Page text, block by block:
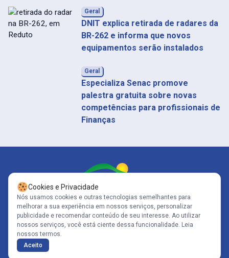
Geral
DNIT explica retirada de radares da
BR-262 e informa que novos
equipamentos serão instalados
Geral
Especializa Senac promove
palestra gratuita sobre novas
competências para profissionais de
Finanças
Siga-nos
Copyright© 2005-2026 - Portal Caparaó - CNPJ: 10.570.353/0001-80 | Todos
os direitos reservados .
Cookies e Privacidade
Nós usamos cookies e outras tecnologias semelhantes para
melhorar a sua experiência em nossos serviços, personalizar
publicidade e recomendar conteúdo de seu interesse. Ao utilizar
nossos serviços, você está ciente dessa funcionalidade. Leia
nossos termos.
Aceito